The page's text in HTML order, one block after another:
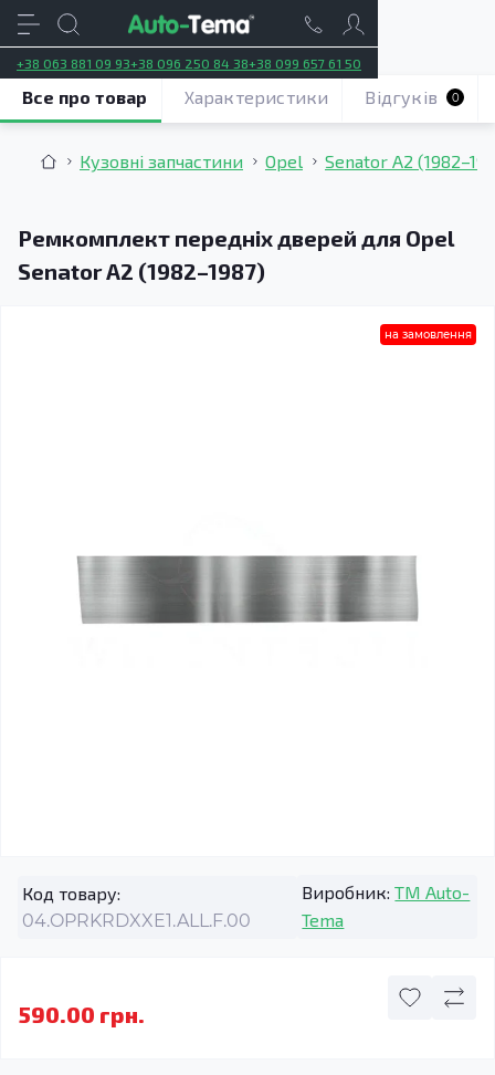
+38 063 881 09 93+38 096 250 84 38+38 099 657 61 50
Кузовні запчастини Opel Senator A2
Ремкомплект передніх дверей для Opel
Senator A2 (1982–1987)
Все про товар Характеристики Відгуків 0
на замовлення
Код товару:
04.OPRKRDXXE1.ALL.F.00
Виробник: TM Auto-
Tema
590.00 грн.